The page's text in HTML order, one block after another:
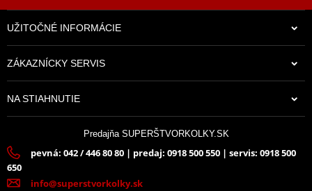
UŽITOČNÉ INFORMÁCIE
ZÁKAZNÍCKY SERVIS
NA STIAHNUTIE
Predajňa SUPERŠTVORKOLKY.SK
pevná: 042 / 446 80 80 | predaj: 0918 500 550 | servis: 0918 500
650
info@superstvorkolky.sk